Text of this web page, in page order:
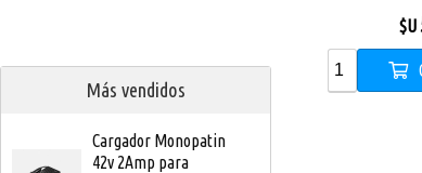
Más vendidos
Cargador Monopatin
42v 2Amp para
$U